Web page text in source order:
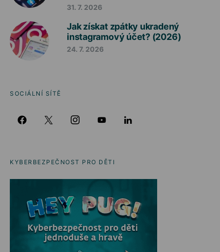
31. 7. 2026
Jak získat zpátky ukradený
instagramový účet? (2026)
24. 7. 2026
SOCIÁLNÍ SÍTĚ
KYBERBEZPEČNOST PRO DĚTI